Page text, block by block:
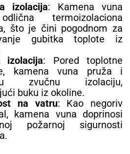
izolacija: Kamena vuna
termoizolaciona
što je čini pogodnom za
gubitka toplote iz
izolacija: Pored toplotne
kamena vuna pruža i
zvučnu izolaciju,
buku iz okoline.
na vatru: Kao negoriv
kamena vuna doprinosi
požarnoj sigurnosti